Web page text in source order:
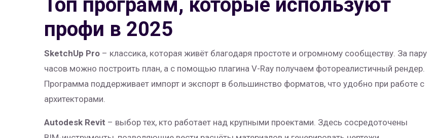
Топ программ, которые используют
профи в 2025
SketchUp Pro – классика, которая живёт благодаря простоте и огромному сообществу. За пару
часов можно построить план, а с помощью плагина V-Ray получаем фотореалистичный рендер.
Программа поддерживает импорт и экспорт в большинство форматов, что удобно при работе с
архитекторами.
Autodesk Revit – выбор тех, кто работает над крупными проектами. Здесь сосредоточены